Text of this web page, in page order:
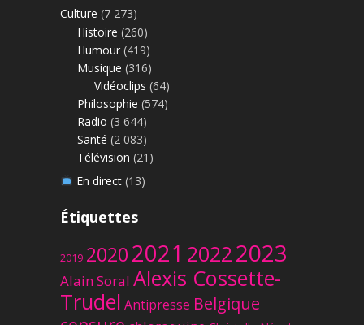
Culture (7 273)
Histoire (260)
Humour (419)
Musique (316)
Vidéoclips (64)
Philosophie (574)
Radio (3 644)
Santé (2 083)
Télévision (21)
En direct(13)
Étiquettes
2019 20202021 20222023
Alain Soral Alexis Cossette-
Trudel Antipresse Belgique